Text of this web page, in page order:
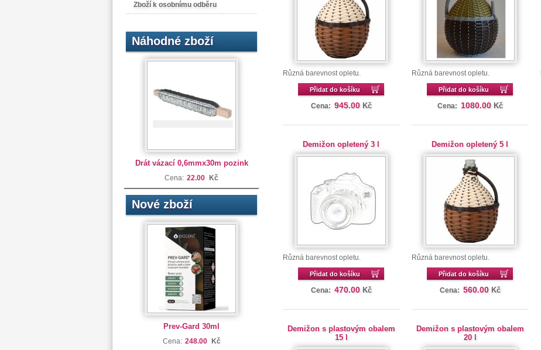
Zboží k osobnímu odběru
Náhodné zboží
Drát vázací 0,6mmx30m pozink
Cena: 22.00 Kč
Nové zboží
Prev-Gard 30ml
Cena: 248.00 Kč
Různá barevnost opletu.
Přidat do košíku
Cena: 945.00 Kč
Různá barevnost opletu.
Přidat do košíku
Cena: 1080.00 Kč
Demižon opletený 3 l
Různá barevnost opletu.
Přidat do košíku
Cena: 470.00 Kč
Demižon opletený 5 l
Různá barevnost opletu.
Přidat do košíku
Cena: 560.00 Kč
Demižon s plastovým obalem
15 l
Demižon s plastovým obalem
20 l